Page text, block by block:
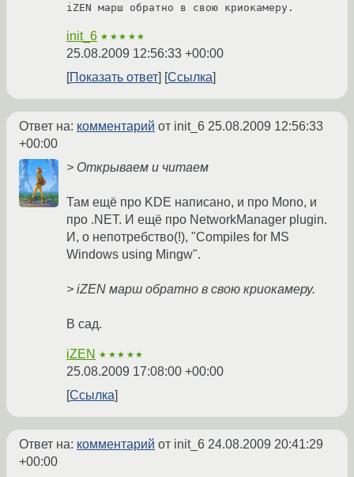
iZEN марш обратно в свою криокамеру.
init_6 ★★★★★
25.08.2009 12:56:33 +00:00
Показать ответ
Ссылка
Ответ на: комментарий от init_6 25.08.2009 12:56:33
+00:00
> Открываем и читаем
Там ещё про KDE написано, и про Mono, и
про .NET. И ещё про NetworkManager plugin.
И, о непотребство(!), "Compiles for MS
Windows using Mingw".
> iZEN марш обратно в свою криокамеру.
В сад.
iZEN ★★★★★
25.08.2009 17:08:00 +00:00
Ссылка
Ответ на: комментарий от init_6 24.08.2009 20:41:29
+00:00